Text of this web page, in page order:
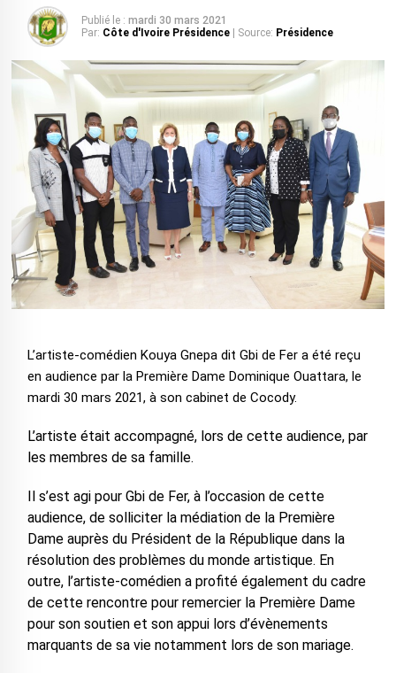
Publié le : mardi 30 mars 2021
Par: Côte d'Ivoire Présidence | Source: Présidence
L’artiste-comédien Kouya Gnepa dit Gbi de Fer a été reçu
en audience par la Première Dame Dominique Ouattara, le
mardi 30 mars 2021, à son cabinet de Cocody.
L’artiste était accompagné, lors de cette audience, par
les membres de sa famille.
Il s’est agi pour Gbi de Fer, à l’occasion de cette
audience, de solliciter la médiation de la Première
Dame auprès du Président de la République dans la
résolution des problèmes du monde artistique. En
outre, l’artiste-comédien a profité également du cadre
de cette rencontre pour remercier la Première Dame
pour son soutien et son appui lors d’évènements
marquants de sa vie notamment lors de son mariage.